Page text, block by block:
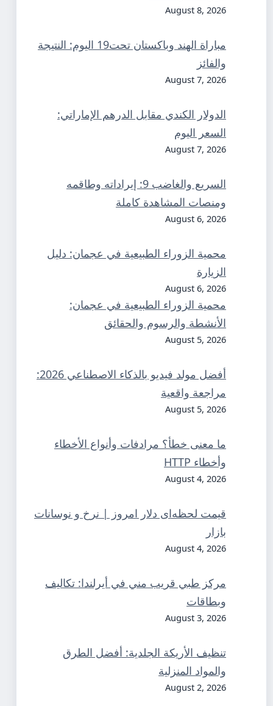
August 8, 2026
مباراة الهند وباكستان تحت19 اليوم: النتيجة
والفائز
August 7, 2026
الدولار الكندي مقابل الدرهم الإماراتي:
السعر اليوم
August 7, 2026
السريع والغاضب 9: إيراداته وطاقمه
ومنصات المشاهدة كاملة
August 6, 2026
محمية الزوراء الطبيعية في عجمان: دليل
الزيارة
August 6, 2026
محمية الزوراء الطبيعية في عجمان:
الأنشطة والرسوم والحقائق
August 5, 2026
أفضل مولد فيديو بالذكاء الاصطناعي 2026:
مراجعة واقعية
August 5, 2026
ما معنى خطأ؟ مرادفات وأنواع الأخطاء
وأخطاء HTTP
August 4, 2026
قیمت لحظه‌ای دلار امروز | نرخ و نوسانات
August 4, 2026
مركز طبي قريب مني في أيرلندا: تكاليف
وبطاقات
August 3, 2026
تنظيف الأريكة الجلدية: أفضل الطرق
والمواد المنزلية
August 2, 2026